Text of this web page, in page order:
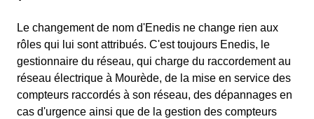
Le changement de nom d'Enedis ne change rien aux
rôles qui lui sont attribués. C'est toujours Enedis, le
gestionnaire du réseau, qui charge du raccordement au
réseau électrique à Mourède, de la mise en service des
compteurs raccordés à son réseau, des dépannages en
cas d'urgence ainsi que de la gestion des compteurs